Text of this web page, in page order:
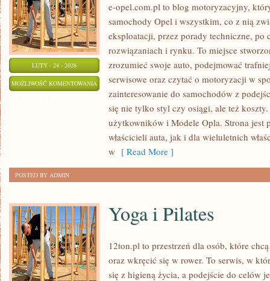
LUTY - 24 - 2026
MOŻLIWOŚĆ KOMENTOWANIA USTERKI
NAPRAWY
e-opel.com.pl to blog motoryzacyjny,
samochody Opel i wszystkim, co z nią
eksploatacji, przez porady techniczne, po
rozwiązaniach i rynku. To miejsce
zrozumieć swoje auto, podejmować
serwisowe oraz czytać o motoryzacji w
zainteresowanie do samochodów z
się nie tylko styl czy osiągi, ale też
użytkowników i Modele Opla. Strona jest
właścicieli auta, jak i dla wieluletnich
w [ Read More ]
POSTED BY ADMIN
Yoga i Pilates
12ton.pl to przestrzeń dla osób, które
oraz wkręcić się w rower. To serwis, w
się z higieną życia, a podejście do celów